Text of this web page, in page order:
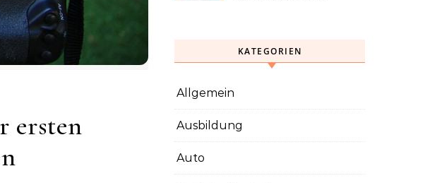
ersten
KATEGORIEN
Allgemein
Ausbildung
Auto